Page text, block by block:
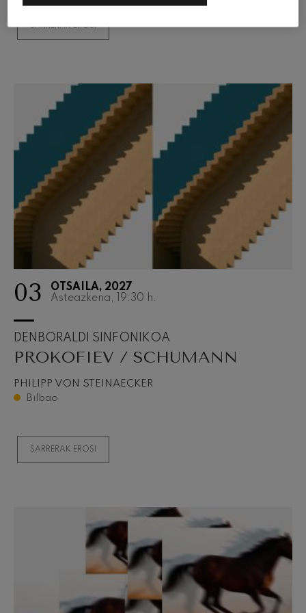
SARRERAK EROSI
03
OTSAILA, 2027
Asteazkena, 19:30 h.
DENBORALDI SINFONIKOA
PROKOFIEV / SCHUMANN
PHILIPP VON STEINAECKER
Bilbao
SARRERAK EROSI